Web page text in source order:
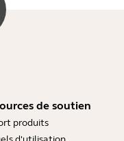
de soutien
produits